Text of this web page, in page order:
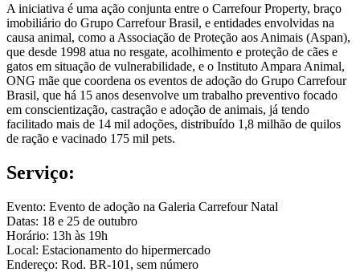
A iniciativa é uma ação conjunta entre o Carrefour Property, braço
imobiliário do Grupo Carrefour Brasil, e entidades envolvidas na
causa animal, como a Associação de Proteção aos Animais (Aspan),
que desde 1998 atua no resgate, acolhimento e proteção de cães e
gatos em situação de vulnerabilidade, e o Instituto Ampara Animal,
ONG mãe que coordena os eventos de adoção do Grupo Carrefour
Brasil, que há 15 anos desenvolve um trabalho preventivo focado
em conscientização, castração e adoção de animais, já tendo
facilitado mais de 14 mil adoções, distribuído 1,8 milhão de quilos
de ração e vacinado 175 mil pets.
Serviço:
Evento: Evento de adoção na Galeria Carrefour Natal
Datas: 18 e 25 de outubro
Horário: 13h às 19h
Local: Estacionamento do hipermercado
Endereço: Rod. BR-101, sem número